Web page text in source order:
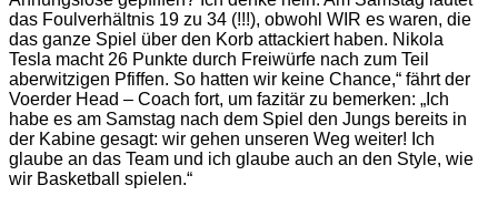
das Foulverhältnis 19 zu 34 (!!!), obwohl WIR es waren, die
das ganze Spiel über den Korb attackiert haben. Nikola
Tesla macht 26 Punkte durch Freiwürfe nach zum Teil
aberwitzigen Pfiffen. So hatten wir keine Chance,“ fährt der
Voerder Head – Coach fort, um fazitär zu bemerken: „Ich
habe es am Samstag nach dem Spiel den Jungs bereits in
der Kabine gesagt: wir gehen unseren Weg weiter! Ich
glaube an das Team und ich glaube auch an den Style, wie
wir Basketball spielen.“